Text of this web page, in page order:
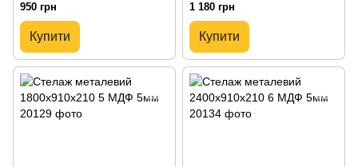
950 грн
Купити
1 180 грн
Купити